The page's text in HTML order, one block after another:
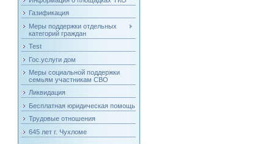
Газификация
Меры поддержки отдельных
категорий граждан
Test
Гос.услуги дом
Меры социальной поддержки
семьям участникам СВО
Ликвидация
Бесплатная юридическая помощь
Трудовые отношения
645 лет г. Чухломе